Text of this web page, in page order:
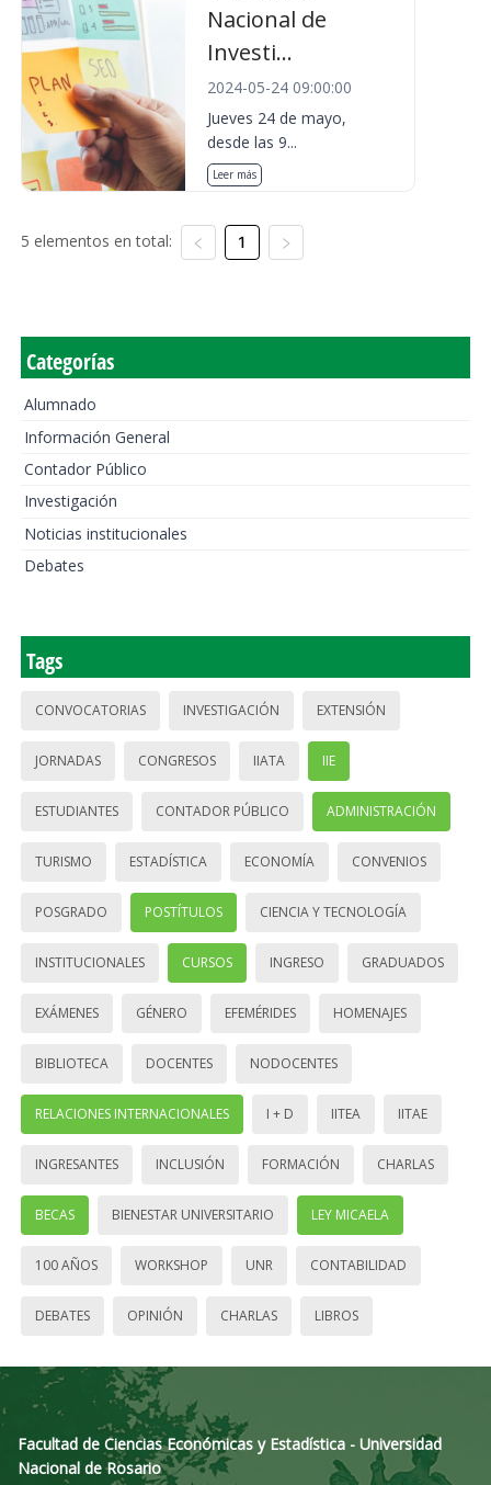
Nacional de
Investi...
2024-05-24 09:00:00
Jueves 24 de mayo,
desde las 9...
Leer más
5 elementos en total: 1
Categorías
Alumnado
Información General
Contador Público
Investigación
Noticias institucionales
Debates
Tags
CONVOCATORIAS INVESTIGACIÓN EXTENSIÓN
JORNADAS CONGRESOS IIATA IIE
ESTUDIANTES CONTADOR PÚBLICO ADMINISTRACIÓN
TURISMO ESTADÍSTICA ECONOMÍA CONVENIOS
POSGRADO POSTÍTULOS CIENCIA Y TECNOLOGÍA
INSTITUCIONALES CURSOS INGRESO GRADUADOS
EXÁMENES GÉNERO EFEMÉRIDES HOMENAJES
BIBLIOTECA DOCENTES NODOCENTES
RELACIONES INTERNACIONALES I + D IITEA IITAE
INGRESANTES INCLUSIÓN FORMACIÓN CHARLAS
BECAS BIENESTAR UNIVERSITARIO LEY MICAELA
100 AÑOS WORKSHOP UNR CONTABILIDAD
DEBATES OPINIÓN CHARLAS LIBROS
Facultad de Ciencias Económicas y Estadística - Universidad
Nacional de Rosario